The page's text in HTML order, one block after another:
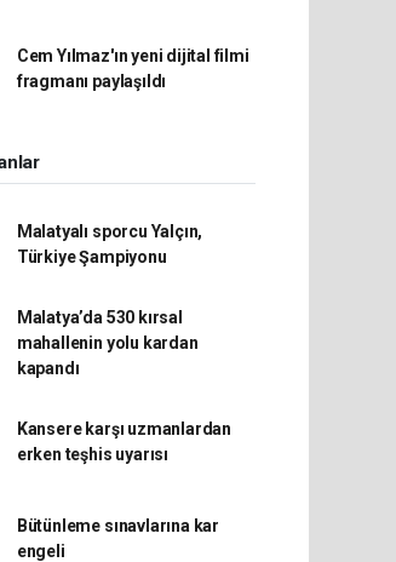
Cem Yılmaz'ın yeni dijital filmi
fragmanı paylaşıldı
Malatyalı sporcu Yalçın,
Türkiye Şampiyonu
Malatya’da 530 kırsal
mahallenin yolu kardan
kapandı
Kansere karşı uzmanlardan
erken teşhis uyarısı
Bütünleme sınavlarına kar
engeli